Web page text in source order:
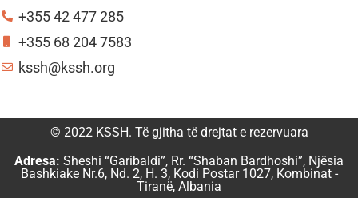
+355 42 477 285
+355 68 204 7583
kssh@kssh.org
© 2022 KSSH. Të gjitha të drejtat e rezervuara
Adresa: Sheshi “Garibaldi”, Rr. “Shaban Bardhoshi”, Njësia
Bashkiake Nr.6, Nd. 2, H. 3, Kodi Postar 1027, Kombinat -
Tiranë, Albania